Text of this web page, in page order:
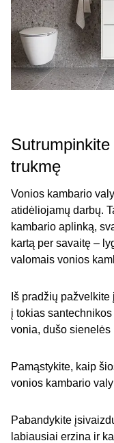
trukmę
Vonios kambario
atidėliojamų darbų.
kambario aplinką,
kartą per savaitę –
valomais vonios
Iš pradžių
į tokias
vonia, dušo
Pamąstykite, kaip
vonios kambario
Pabandykite
labiausiai erzina ir